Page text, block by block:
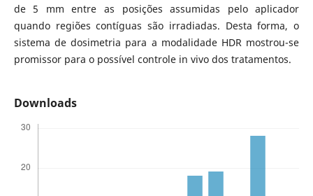
de 5 mm entre as posições assumidas pelo aplicador
quando regiões contíguas são irradiadas. Desta forma, o
sistema de dosimetria para a modalidade HDR mostrou-se
promissor para o possível controle in vivo dos tratamentos.
Downloads